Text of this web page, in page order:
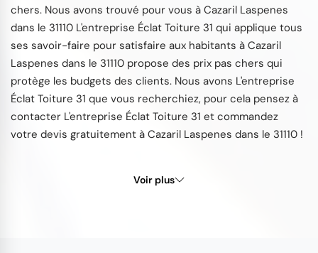
chers. Nous avons trouvé pour vous à Cazaril Laspenes
dans le 31110 L'entreprise Éclat Toiture 31 qui applique tous
ses savoir-faire pour satisfaire aux habitants à Cazaril
Laspenes dans le 31110 propose des prix pas chers qui
protège les budgets des clients. Nous avons L'entreprise
Éclat Toiture 31 que vous recherchiez, pour cela pensez à
contacter L'entreprise Éclat Toiture 31 et commandez
votre devis gratuitement à Cazaril Laspenes dans le 31110 !
Voir plus